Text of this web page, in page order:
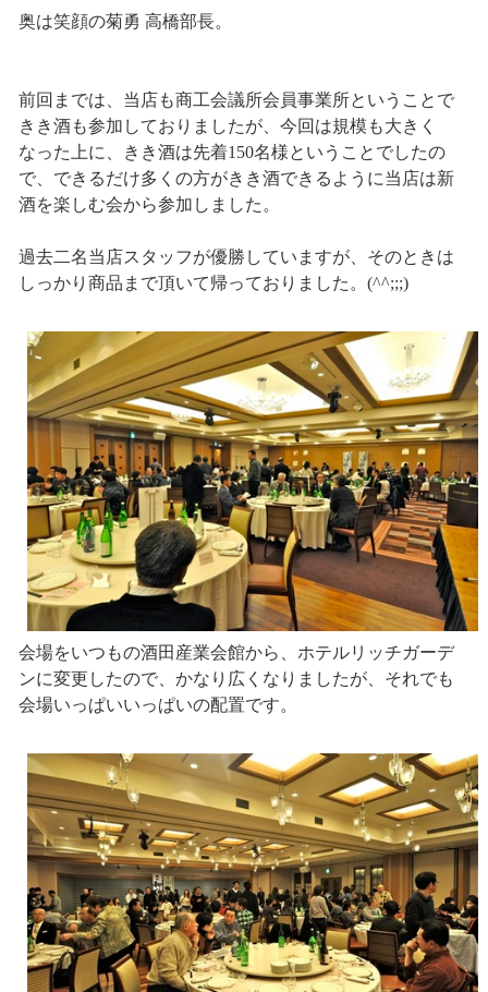
奥は笑顔の菊勇 高橋部長。
前回までは、当店も商工会議所会員事業所ということで
きき酒も参加しておりましたが、今回は規模も大きく
なった上に、きき酒は先着150名様ということでしたの
で、できるだけ多くの方がきき酒できるように当店は新
酒を楽しむ会から参加しました。
過去二名当店スタッフが優勝していますが、そのときは
しっかり商品まで頂いて帰っておりました。(^^;;;)
会場をいつもの酒田産業会館から、ホテルリッチガーデ
ンに変更したので、かなり広くなりましたが、それでも
会場いっぱいいっぱいの配置です。